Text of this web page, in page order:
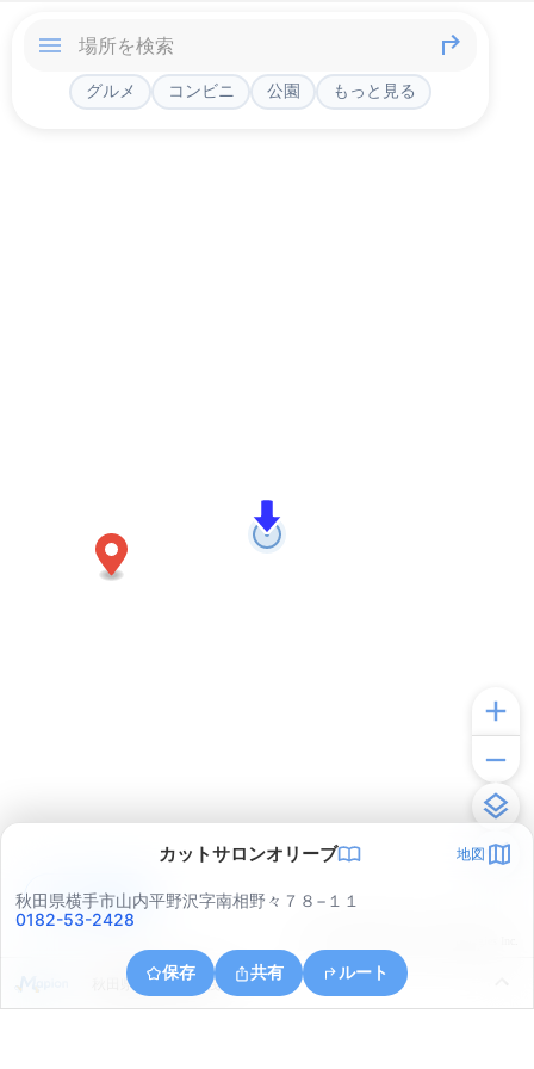
グルメ コンビニ 公園 もっと見る
カットサロンオリーブ 地図
秋田県横手市山内平野沢字南相野々７８−１１
0182-53-2428
保存 共有 ルート
秋田県横手市山内筏
アプリで見る